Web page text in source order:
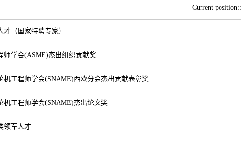
Current position::
才（国家特聘专家）
师学会(ASME)杰出组织贡献奖
机工程师学会(SNAME)西欧分会杰出贡献表彰奖
机工程师学会(SNAME)杰出论文奖
领军人才